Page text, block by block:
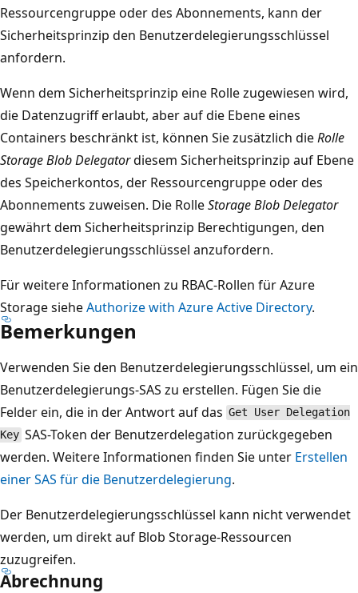
Ressourcengruppe oder des Abonnements, kann der
Sicherheitsprinzip den Benutzerdelegierungsschlüssel
anfordern.
Wenn dem Sicherheitsprinzip eine Rolle zugewiesen wird,
die Datenzugriff erlaubt, aber auf die Ebene eines
Containers beschränkt ist, können Sie zusätzlich dieRolle
Storage Blob Delegatordiesem Sicherheitsprinzip auf Ebene
des Speicherkontos, der Ressourcengruppe oder des
Abonnements zuweisen. Die RolleStorage Blob Delegator
gewährt dem Sicherheitsprinzip Berechtigungen, den
Benutzerdelegierungsschlüssel anzufordern.
Für weitere Informationen zu RBAC-Rollen für Azure
Storage sieheAuthorize with Azure Active Directory.
Bemerkungen
Verwenden Sie den Benutzerdelegierungsschlüssel, um ein
Benutzerdelegierungs-SAS zu erstellen. Fügen Sie die
Felder ein, die in der Antwort auf das Get User Delegation
Key SAS-Token der Benutzerdelegation zurückgegeben
werden. Weitere Informationen finden Sie unter Erstellen
einer SAS für die Benutzerdelegierung.
Der Benutzerdelegierungsschlüssel kann nicht verwendet
werden, um direkt auf Blob Storage-Ressourcen
zuzugreifen.
Abrechnung